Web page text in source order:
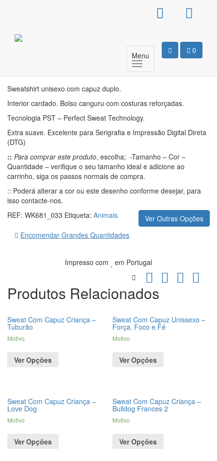
0
Menu
Sweat Com Capuz
Sweatshirt unisexo com capuz duplo.
Interior cardado. Bolso canguru com costuras reforçadas.
Tecnologia PST – Perfect Sweat Technology.
Extra suave. Excelente para Serigrafia e Impressão Digital Direta
(DTG)
:: Para comprar este produto, escolha; -Tamanho – Cor –
Quantidade – verifique o seu tamanho ideal e adicione ao
carrinho, siga os passos normais de compra.
:: Poderá alterar a cor ou este desenho conforme desejar, para
isso contacte-nos.
Ver Outras Opções
REF: WK681_033 Etiqueta: Animais
Encomendar Grandes Quantidades
Impresso com em Portugal
Produtos Relacionados
Sweat Com Capuz Criança –
Tuburão
Motivo
Ver Opções
Sweat Com Capuz Unissexo –
Força, Foco e Fé
Motivo
Ver Opções
Sweat Com Capuz Criança –
Love Dog
Motivo
Ver Opções
Sweat Com Capuz Criança –
Bulldog Frances 2
Motivo
Ver Opções